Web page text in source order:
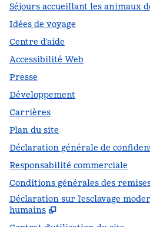
Séjours accueillant les animaux
Idées de voyage
Centre d’aide
Accessibilité Web
Presse
Développement
Carrières
Plan du site
Déclaration générale de
Responsabilité commerciale
Conditions générales des
Déclaration sur l'esclavage
humains